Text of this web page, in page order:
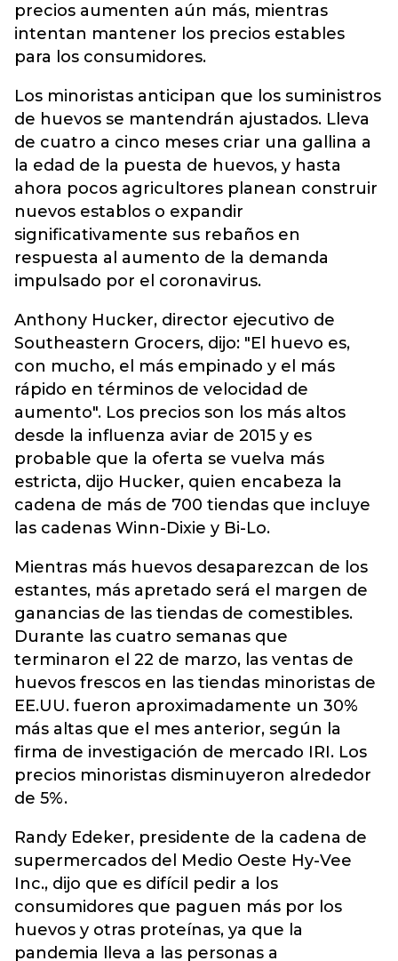
precios aumenten aún más, mientras
intentan mantener los precios estables
para los consumidores.
Los minoristas anticipan que los suministros
de huevos se mantendrán ajustados. Lleva
de cuatro a cinco meses criar una gallina a
la edad de la puesta de huevos, y hasta
ahora pocos agricultores planean construir
nuevos establos o expandir
significativamente sus rebaños en
respuesta al aumento de la demanda
impulsado por el coronavirus.
Anthony Hucker, director ejecutivo de
Southeastern Grocers, dijo: "El huevo es,
con mucho, el más empinado y el más
rápido en términos de velocidad de
aumento". Los precios son los más altos
desde la influenza aviar de 2015 y es
probable que la oferta se vuelva más
estricta, dijo Hucker, quien encabeza la
cadena de más de 700 tiendas que incluye
las cadenas Winn-Dixie y Bi-Lo.
Mientras más huevos desaparezcan de los
estantes, más apretado será el margen de
ganancias de las tiendas de comestibles.
Durante las cuatro semanas que
terminaron el 22 de marzo, las ventas de
huevos frescos en las tiendas minoristas de
EE.UU. fueron aproximadamente un 30%
más altas que el mes anterior, según la
firma de investigación de mercado IRI. Los
precios minoristas disminuyeron alrededor
de 5%.
Randy Edeker, presidente de la cadena de
supermercados del Medio Oeste Hy-Vee
Inc., dijo que es difícil pedir a los
consumidores que paguen más por los
huevos y otras proteínas, ya que la
pandemia lleva a las personas a